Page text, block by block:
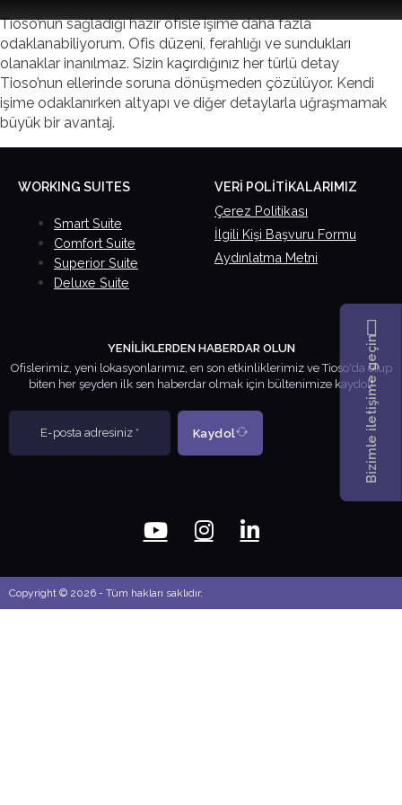
Bizimle iletişime geçin
Tioso’nun sağladığı hazır ofisle işime daha fazla
odaklanabiliyorum. Ofis düzeni, ferahlığı ve sundukları
olanaklar inanılmaz. Sizin kaçırdığınız her türlü detay
Tioso’nun ellerinde soruna dönüşmeden çözülüyor. Kendi
işime odaklanırken altyapı ve diğer detaylarla uğraşmamak
büyük bir avantaj.
Smart Suite
Comfort Suite
Superior Suite
Deluxe Suite
Çerez Politikası
İlgili Kişi Başvuru Formu
Aydınlatma Metni
YENİLİKLERDEN HABERDAR OLUN
Ofislerimiz, yeni lokasyonlarımız, en son etkinliklerimiz ve Tioso'da olup
biten her şeyden ilk sen haberdar olmak için bültenimize kaydol!
Kaydol
Copyright © 2026 - Tüm hakları saklıdır.